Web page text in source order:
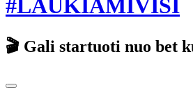
#LAUKIAMIVISI
🎬 Gali startuoti nuo bet